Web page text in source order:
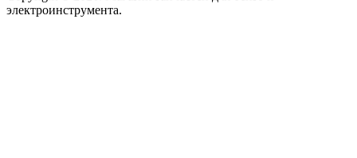
электроинструмента.